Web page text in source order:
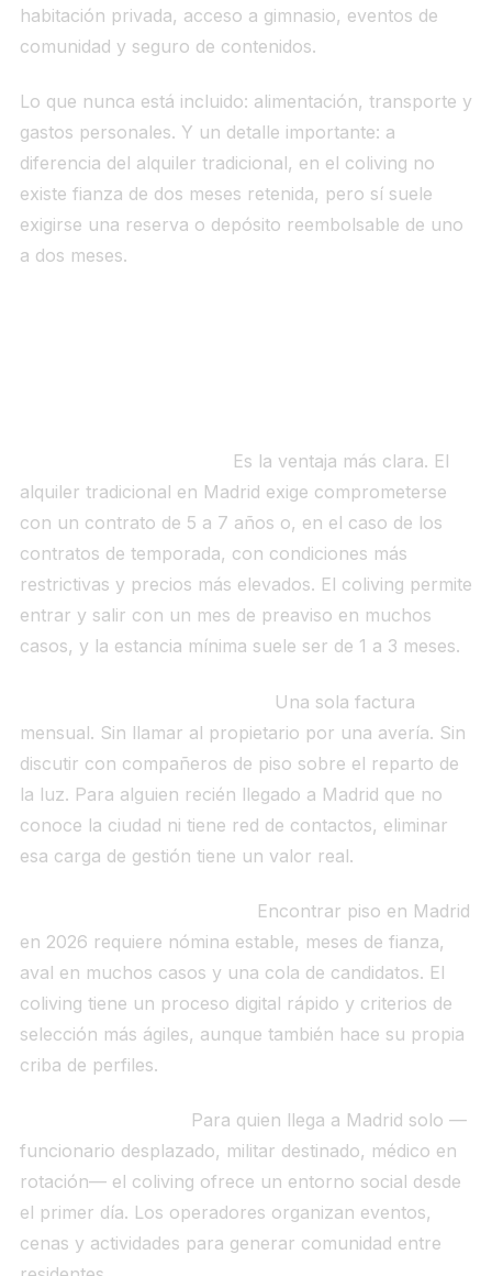
habitación privada, acceso a gimnasio, eventos de
comunidad y seguro de contenidos.
Lo que nunca está incluido: alimentación, transporte y
gastos personales. Y un detalle importante: a
diferencia del alquiler tradicional, en el coliving no
existe fianza de dos meses retenida, pero sí suele
exigirse una reserva o depósito reembolsable de uno
a dos meses.
Es la ventaja más clara. El
alquiler tradicional en Madrid exige comprometerse
con un contrato de 5 a 7 años o, en el caso de los
contratos de temporada, con condiciones más
restrictivas y precios más elevados. El coliving permite
entrar y salir con un mes de preaviso en muchos
casos, y la estancia mínima suele ser de 1 a 3 meses.
Una sola factura
mensual. Sin llamar al propietario por una avería. Sin
discutir con compañeros de piso sobre el reparto de
la luz. Para alguien recién llegado a Madrid que no
conoce la ciudad ni tiene red de contactos, eliminar
esa carga de gestión tiene un valor real.
Encontrar piso en Madrid
en 2026 requiere nómina estable, meses de fianza,
aval en muchos casos y una cola de candidatos. El
coliving tiene un proceso digital rápido y criterios de
selección más ágiles, aunque también hace su propia
criba de perfiles.
Para quien llega a Madrid solo —
funcionario desplazado, militar destinado, médico en
rotación— el coliving ofrece un entorno social desde
el primer día. Los operadores organizan eventos,
cenas y actividades para generar comunidad entre